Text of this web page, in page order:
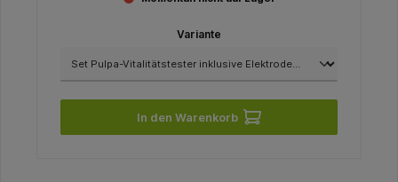
Variante
In den Warenkorb